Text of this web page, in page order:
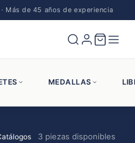
Más de 45 años de experiencia
MEDALLAS
3 piezas disponibles